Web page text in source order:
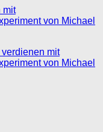
mit
von Michael
mit
von Michael